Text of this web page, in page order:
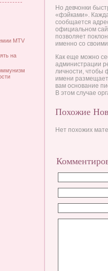
MTV
на
Но девчонки
«фэйками».
сообщается
официальном
позволяет
именно со
Как еще можно
администрации
личности, чтобы
имени
вам основание
В этом случае
Похожие
Нет похожих